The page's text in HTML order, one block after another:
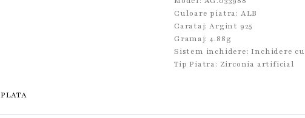
Culoare piatra: ALB
Carataj: Argint 925
Gramaj: 4.88g
Sistem inchidere:Inchidere
Tip Piatra: Zirconia artificial
PLATA